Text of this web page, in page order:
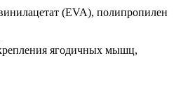
(EVA), полипропилен
ягодичных мышц,